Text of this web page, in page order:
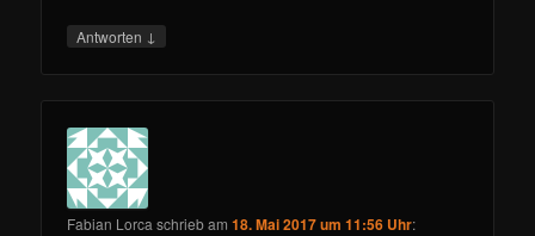
Antworten ↓
Fabian Lorca schriebam18. Mai 2017 um 11:56 Uhr: